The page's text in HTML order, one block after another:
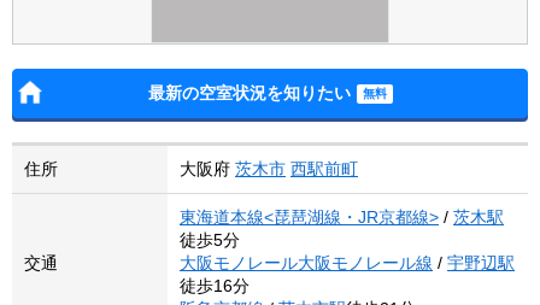
最新の空室状況を知りたい
住所 大阪府 茨木市 西駅前町
交通
東海道本線<琵琶湖線・JR京都線> / 茨木駅
徒歩5分
大阪モノレール大阪モノレール線 / 宇野辺駅
徒歩16分